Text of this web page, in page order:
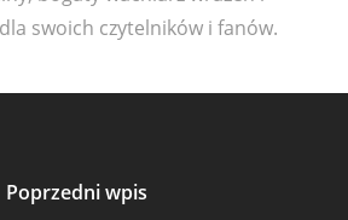
swoich czytelników i fanów.
Poprzedni wpis